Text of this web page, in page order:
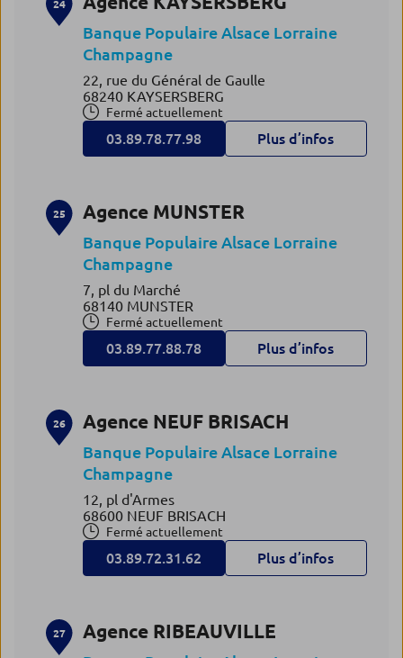
24
Banque Populaire Alsace Lorraine
Champagne
22, rue du Général de Gaulle
68240 KAYSERSBERG
Fermé actuellement
03.89.78.77.98 Plus d’infos
25 Agence MUNSTER
Banque Populaire Alsace Lorraine
Champagne
7, pl du Marché
68140 MUNSTER
Fermé actuellement
03.89.77.88.78 Plus d’infos
26 Agence NEUF BRISACH
Banque Populaire Alsace Lorraine
Champagne
12, pl d'Armes
68600 NEUF BRISACH
Fermé actuellement
03.89.72.31.62 Plus d’infos
27 Agence RIBEAUVILLE